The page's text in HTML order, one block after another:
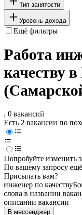
Тип занятости
Уровень дохода
Ещё фильтры
Работа
качеству
, 0 вакансий
Есть 2 вакансии по
Попробуйте изменить
По вашему запросу
Присылать вам?
инженер по качеству
слова в названии
описании вакансии
В мессенджер